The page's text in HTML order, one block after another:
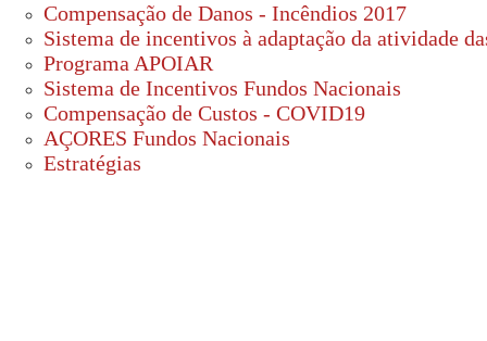
Compensação de Danos - Incêndios 2017
Sistema de incentivos à adaptação da atividade
Programa APOIAR
Sistema de Incentivos Fundos Nacionais
Compensação de Custos - COVID19
AÇORES Fundos Nacionais
Estratégias